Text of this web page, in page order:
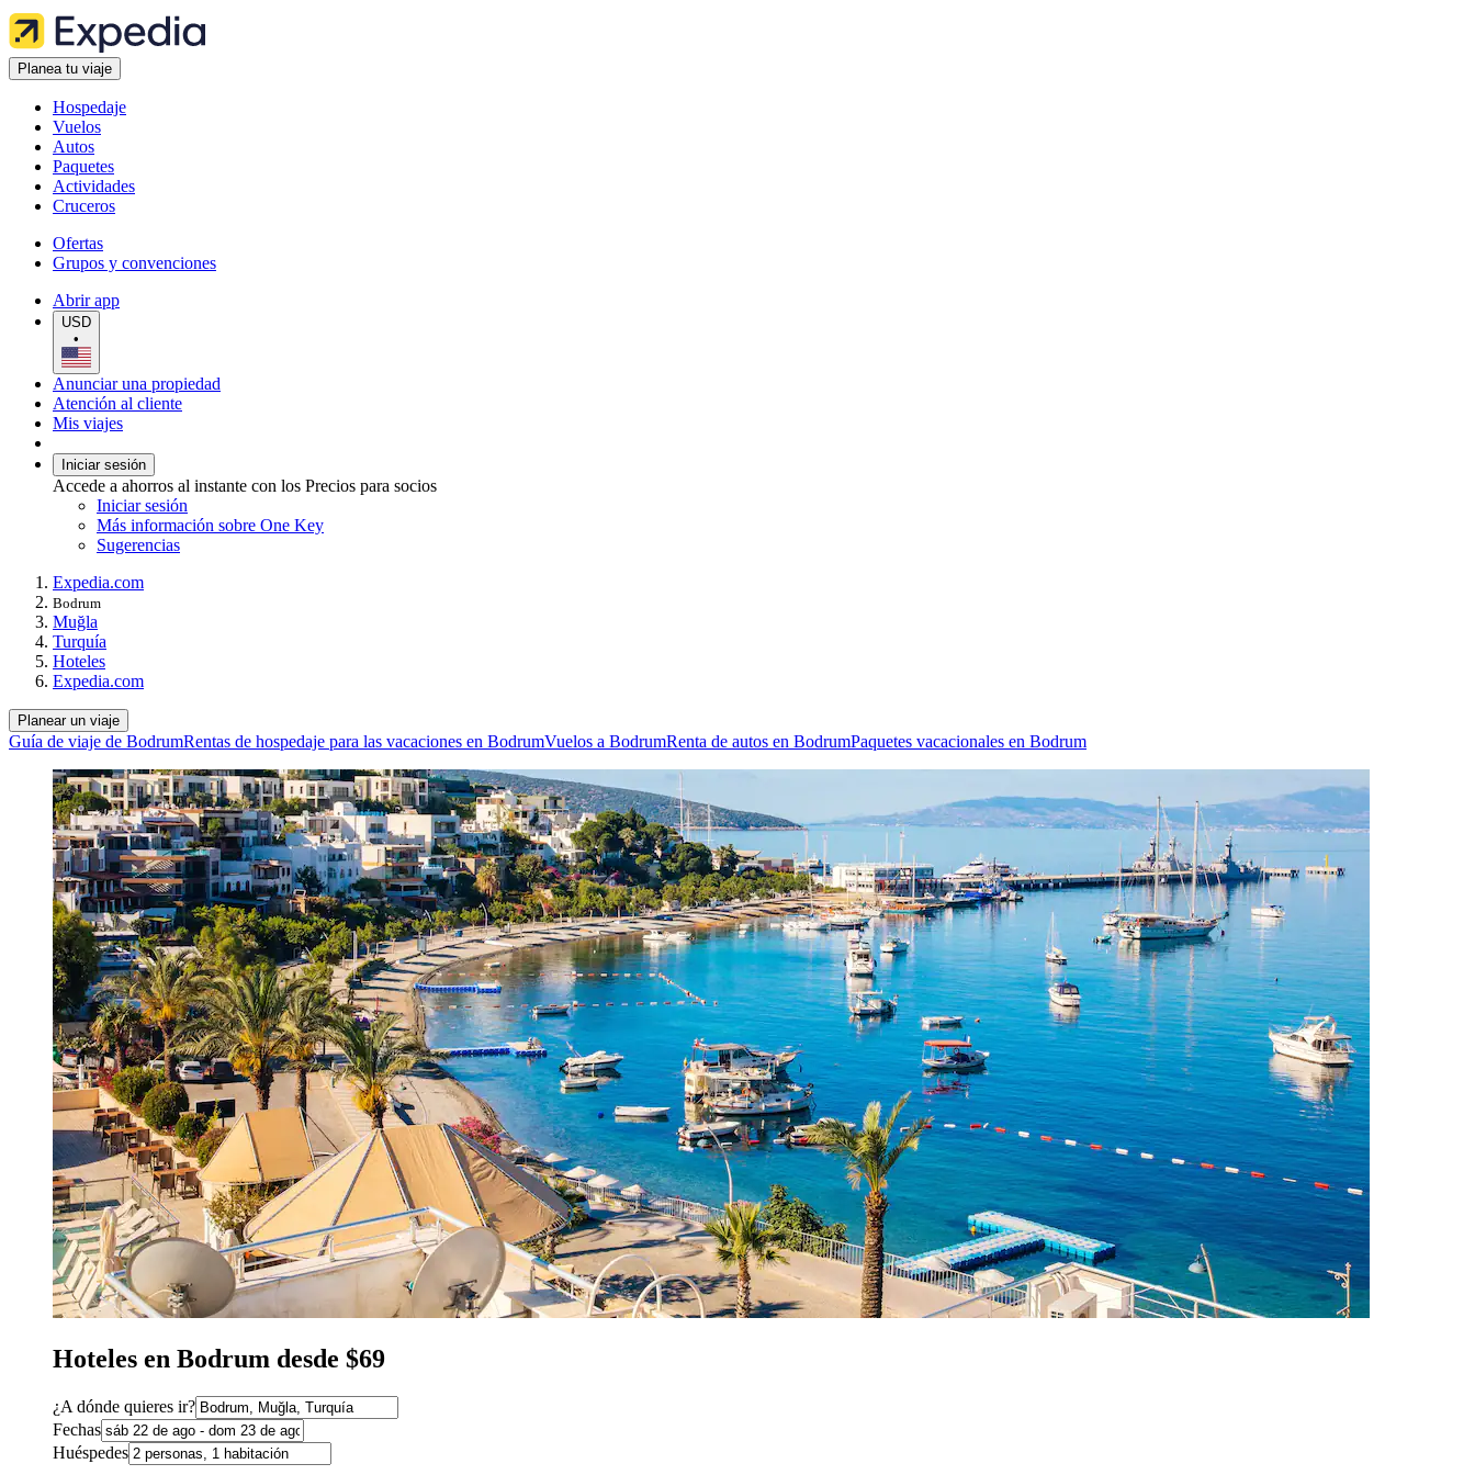
Planea tu viaje
Hospedaje
Vuelos
Autos
Paquetes
Actividades
Cruceros
Ofertas
Grupos y convenciones
Abrir app
USD
•
Anunciar una propiedad
Atención al cliente
Mis viajes
Iniciar sesión
Accede a ahorros al instante con los Precios para socios
Iniciar sesión
Más información sobre One Key
Sugerencias
Expedia.com
Bodrum
Muğla
Turquía
Hoteles
Expedia.com
Planear un viaje
Guía de viaje de BodrumRentas de hospedaje para las vacaciones en BodrumVuelos a BodrumRenta de autos en BodrumPaquetes vacacionales en Bodrum
Hoteles en Bodrum desde $69
¿A dónde quieres ir?
Fechas
Huéspedes